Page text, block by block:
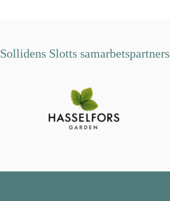
Sollidens Slotts samarbetspartners